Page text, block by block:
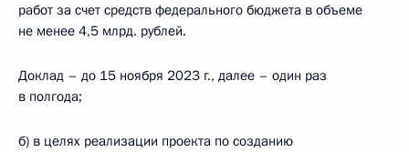
работ за счет средств федерального бюджета в объеме
не менее 4,5 млрд. рублей.
Доклад – до 15 ноября 2023 г., далее – один раз
в полгода;
б) в целях реализации проекта по созданию